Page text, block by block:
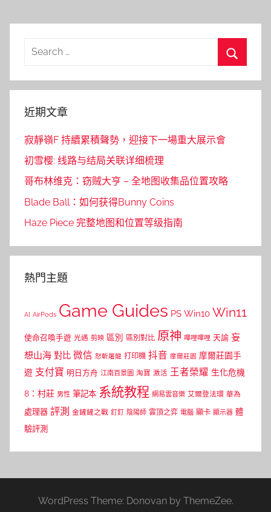
Search
近期文章
寂靜嶺F 持續累積聲勢，迎接下一場重大展示會
初雪樱: 线路与结局关联详细梳理
哥布林维克：窃贼大亨 – 全地图收集品位置攻略
Blade Ball：如何获得Bunny Coins
Haze Piece 完整地图和位置等级指南
熱門主題
AI AirPods Game Guides PS Win10 Win11
使命召喚手遊 光遇 剪映 區別 區別對比 原神 嗶哩嗶哩 天諭 妄
想山海 對比 微信 怒斬屠龍 打印機 抖音 摩爾莊園 摩爾莊園手
遊 支付寶 明日方舟 江南百景圖 淘寶 激活 王者榮耀 生化危機
8：村莊 男性 筆記本 系統教程 網易雲音樂 艾爾登法環 華為
處理器 評測 金鏟鏟之戰 釘釘 陰陽師 雲頂之弈 電腦 顯卡 顯示器 體
驗評測
WordPress Theme: Donovan by ThemeZee.